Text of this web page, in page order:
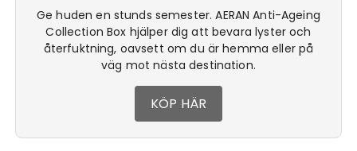
Ge huden en stunds semester. AERAN Anti-Ageing
Collection Box hjälper dig att bevara lyster och
återfuktning, oavsett om du är hemma eller på
väg mot nästa destination.
KÖP HÄR